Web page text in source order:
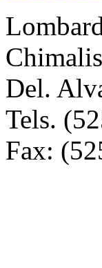
Del.
Tels.
Fax: